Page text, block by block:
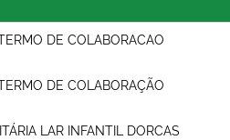
DE COLABORACAO
DE COLABORAÇÃO
LAR INFANTIL DORCAS